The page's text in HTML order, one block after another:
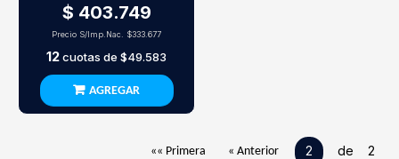
$ 403.749
Precio S/Imp.Nac. $333.677
12cuotas de $49.583
AGREGAR
«« Primera « Anterior 2 de 2